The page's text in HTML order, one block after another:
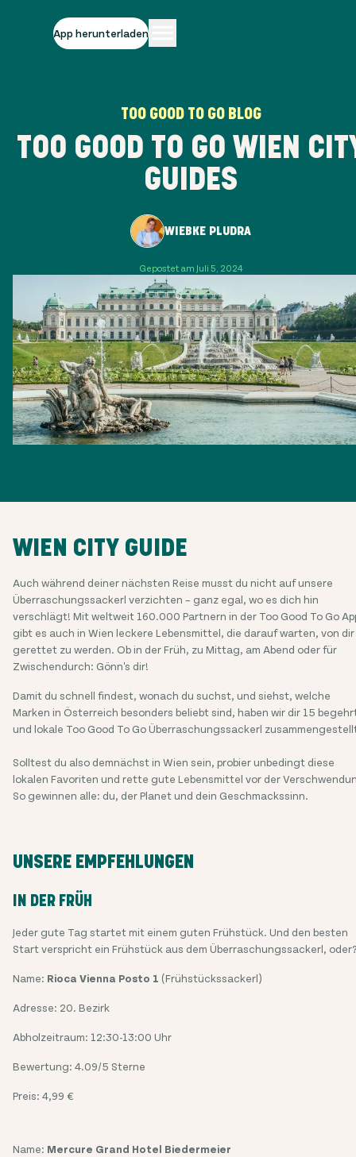
App herunterladen
TOO GOOD TO GO BLOG
TOO GOOD TO GO WIEN
GUIDES
WIEBKE PLUDRA
Gepostet am Juli 5, 2024
WIEN CITY GUIDE
Auch während deiner nächsten Reise musst du nicht auf unsere
Überraschungssackerl verzichten – ganz egal, wo es dich hin
verschlägt! Mit weltweit 160.000 Partnern in der Too Good To Go
gibt es auch in Wien leckere Lebensmittel, die darauf warten, von dir
gerettet zu werden. Ob in der Früh, zu Mittag, am Abend oder für
Zwischendurch: Gönn's dir!
Damit du schnell findest, wonach du suchst, und siehst, welche
Marken in Österreich besonders beliebt sind, haben wir dir 15
und lokale Too Good To Go Überraschungssackerl
Solltest du also demnächst in Wien sein, probier unbedingt diese
lokalen Favoriten und rette gute Lebensmittel vor der
So gewinnen alle: du, der Planet und dein Geschmackssinn.
UNSERE EMPFEHLUNGEN
IN DER FRÜH
Jeder gute Tag startet mit einem guten Frühstück. Und den besten
Start verspricht ein Frühstück aus dem Überraschungssackerl,
Name: Rioca Vienna Posto 1 (Frühstückssackerl)
Adresse: 20. Bezirk
Abholzeitraum: 12:30-13:00 Uhr
Bewertung: 4.09/5 Sterne
Preis: 4,99 €
Name: Mercure Grand Hotel Biedermeier